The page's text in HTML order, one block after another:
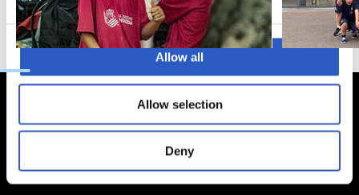
Allow all
Allow selection
Deny